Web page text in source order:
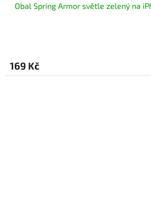
Obal Spring Armor světle zelený na
169 Kč